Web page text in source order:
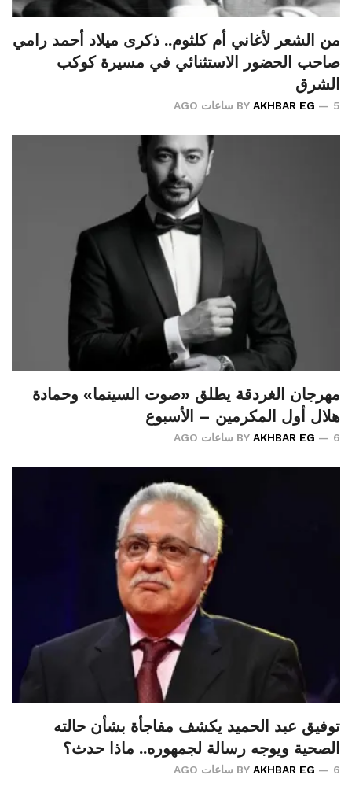
من الشعر لأغاني أم كلثوم.. ذكرى ميلاد أحمد رامي
صاحب الحضور الاستثنائي في مسيرة كوكب
الشرق
BY AKHBAR EG 5 ساعات AGO
مهرجان الغردقة يطلق «صوت السينما» وحمادة
هلال أول المكرمين – الأسبوع
BY AKHBAR EG 6 ساعات AGO
توفيق عبد الحميد يكشف مفاجأة بشأن حالته
الصحية ويوجه رسالة لجمهوره.. ماذا حدث؟
BY AKHBAR EG 6 ساعات AGO